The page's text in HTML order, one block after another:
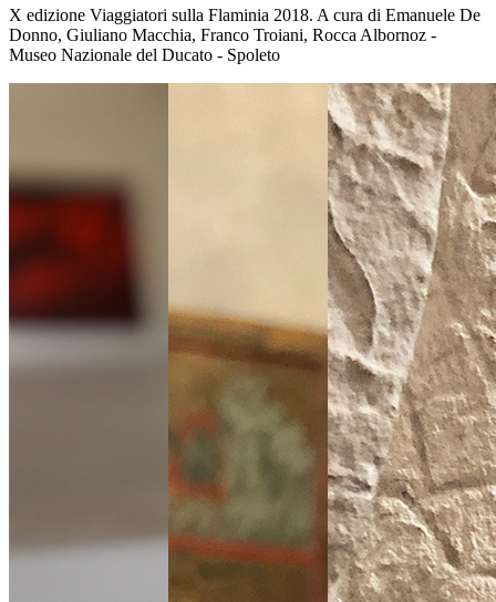
X edizione Viaggiatori sulla Flaminia 2018. A cura di Emanuele De
Donno, Giuliano Macchia, Franco Troiani, Rocca Albornoz -
Museo Nazionale del Ducato - Spoleto